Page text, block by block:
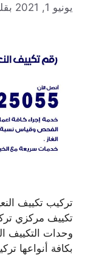
يونيو 1, 2021
تركيب تكييف
تكييف مركزي
وحدات التكييف
بكافة أنواعها